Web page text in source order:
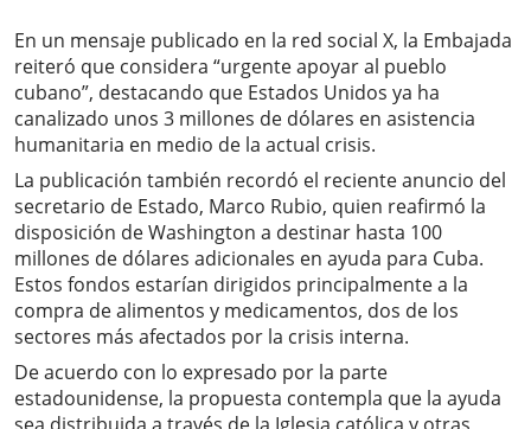
En un mensaje publicado en la red social X, la Embajada
reiteró que considera “urgente apoyar al pueblo
cubano”, destacando que Estados Unidos ya ha
canalizado unos 3 millones de dólares en asistencia
humanitaria en medio de la actual crisis.
La publicación también recordó el reciente anuncio del
secretario de Estado, Marco Rubio, quien reafirmó la
disposición de Washington a destinar hasta 100
millones de dólares adicionales en ayuda para Cuba.
Estos fondos estarían dirigidos principalmente a la
compra de alimentos y medicamentos, dos de los
sectores más afectados por la crisis interna.
De acuerdo con lo expresado por la parte
estadounidense, la propuesta contempla que la ayuda